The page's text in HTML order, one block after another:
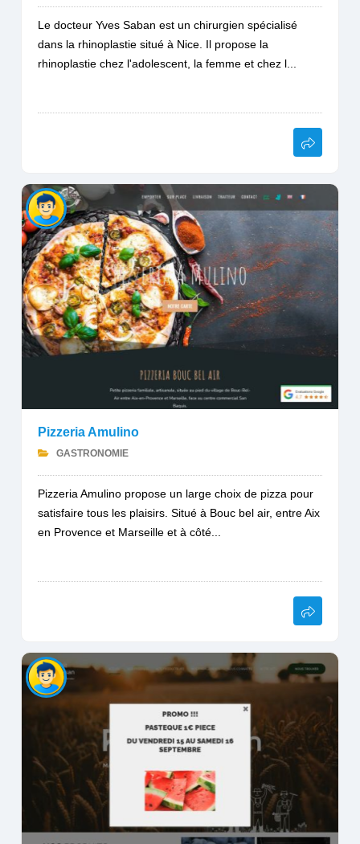
Le docteur Yves Saban est un chirurgien spécialisé
dans la rhinoplastie situé à Nice. Il propose la
rhinoplastie chez l'adolescent, la femme et chez l...
Pizzeria Amulino
GASTRONOMIE
Pizzeria Amulino propose un large choix de pizza pour
satisfaire tous les plaisirs. Situé à Bouc bel air, entre Aix
en Provence et Marseille et à côté...